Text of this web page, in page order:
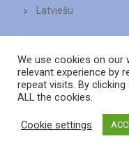
Latviešu
We use cookies on our
relevant experience by
repeat visits. By
ALL the cookies.
Cookie settings